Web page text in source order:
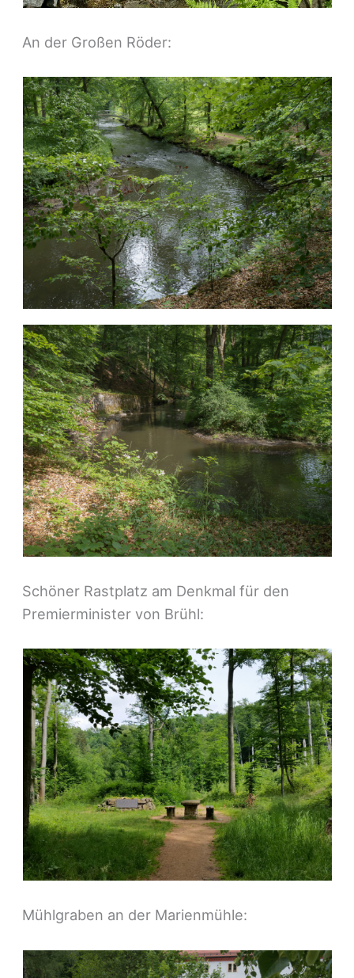
An der Großen Röder:
Schöner Rastplatz am Denkmal für den
Premierminister von Brühl:
Mühlgraben an der Marienmühle: